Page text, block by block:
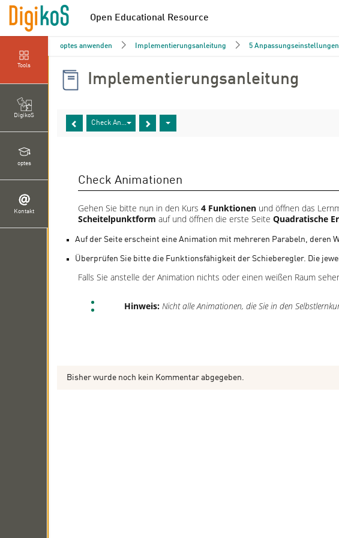
Open Educational Resource
Tools
DigikoS
optes
Kontakt
optes anwenden Implementierungsanleitung 5
Implementierungsanleitung
Check Animationen
Check Animationen
Gehen Sie bitte nun in den Kurs 4 Funktionen und öffnen das
Scheitelpunktform auf und öffnen die erste Seite Quadratische
Auf der Seite erscheint eine Animation mit mehreren Parabeln, deren
Überprüfen Sie bitte die Funktionsfähigkeit der Schieberegler. Die
Falls Sie anstelle der Animation nichts oder einen weißen Raum
Hinweis: Nicht alle Animationen, die Sie in den
Bisher wurde noch kein Kommentar abgegeben.